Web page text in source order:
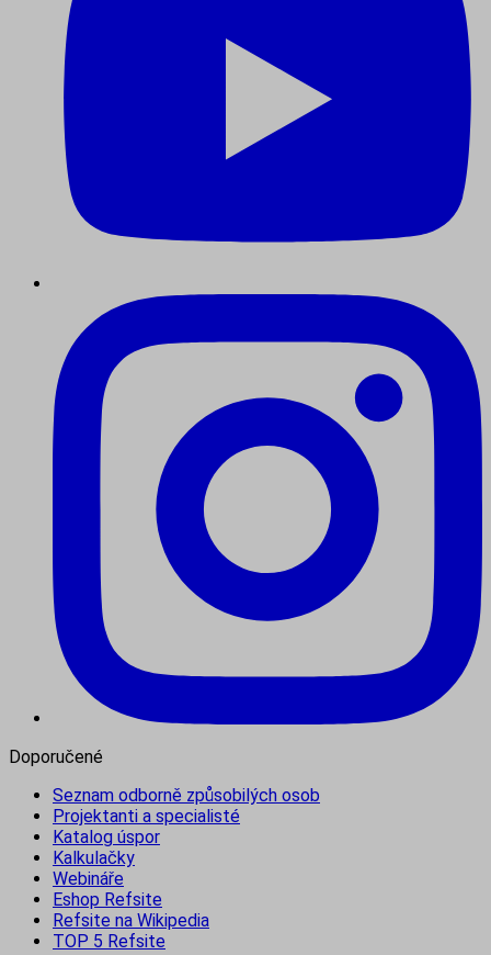
Doporučené
Seznam odborně způsobilých osob
Projektanti a specialisté
Katalog úspor
Kalkulačky
Webináře
Eshop Refsite
Refsite na Wikipedia
TOP 5 Refsite